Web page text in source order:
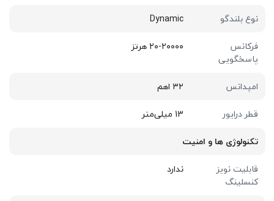
نوع بلندگو
Dynamic
فرکانس
پاسخگویی
۲۰-۲۰۰۰۰ هرتز
امپدانس
۳۲ اهم
قطر درایور
13 میلی‌متر
تکنولوژی ها و امنیت
قابلیت نویز
کنسلینگ
ندارد